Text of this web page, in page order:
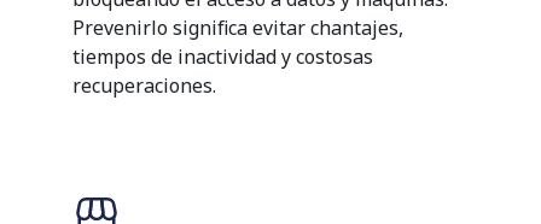
Prevenirlosignificaevitarchantajes,
tiempos de inactividadycostosas
recuperaciones.